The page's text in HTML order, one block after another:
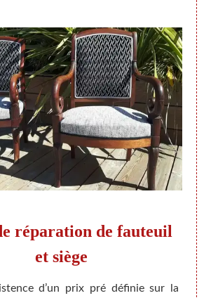
réparation de fauteuil
et siège
d’un prix pré définie sur la